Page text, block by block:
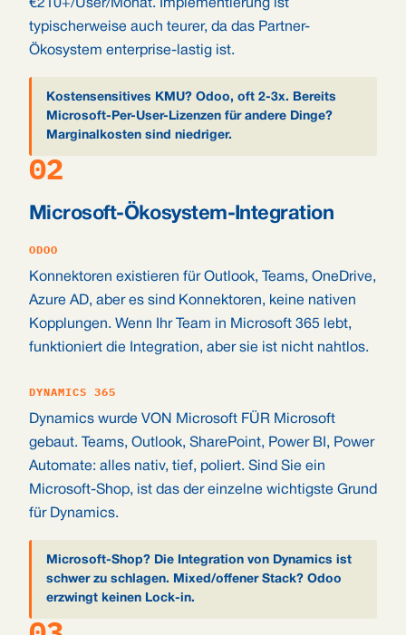
€210+/User/Monat. Implementierung ist
typischerweise auch teurer, da das Partner-
Ökosystem enterprise-lastig ist.
Kostensensitives KMU? Odoo, oft 2-3x. Bereits
Microsoft-Per-User-Lizenzen für andere Dinge?
Marginalkosten sind niedriger.
02
Microsoft-Ökosystem-Integration
ODOO
Konnektoren existieren für Outlook, Teams, OneDrive,
Azure AD, aber es sind Konnektoren, keine nativen
Kopplungen. Wenn Ihr Team in Microsoft 365 lebt,
funktioniert die Integration, aber sie ist nicht nahtlos.
DYNAMICS 365
Dynamics wurde VON Microsoft FÜR Microsoft
gebaut. Teams, Outlook, SharePoint, Power BI, Power
Automate: alles nativ, tief, poliert. Sind Sie ein
Microsoft-Shop, ist das der einzelne wichtigste Grund
für Dynamics.
Microsoft-Shop? Die Integration von Dynamics ist
schwer zu schlagen. Mixed/offener Stack? Odoo
erzwingt keinen Lock-in.